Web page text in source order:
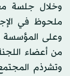
وخلال جلسة
ملحوظ في
وعلى المؤسسة
من أعضاء
وتشرذم